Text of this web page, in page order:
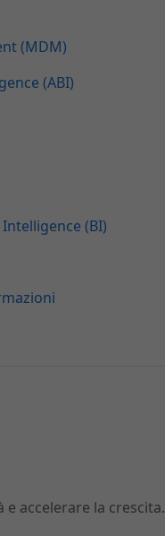
(MDM)
(ABI)
(BI)
accelerare la crescita.